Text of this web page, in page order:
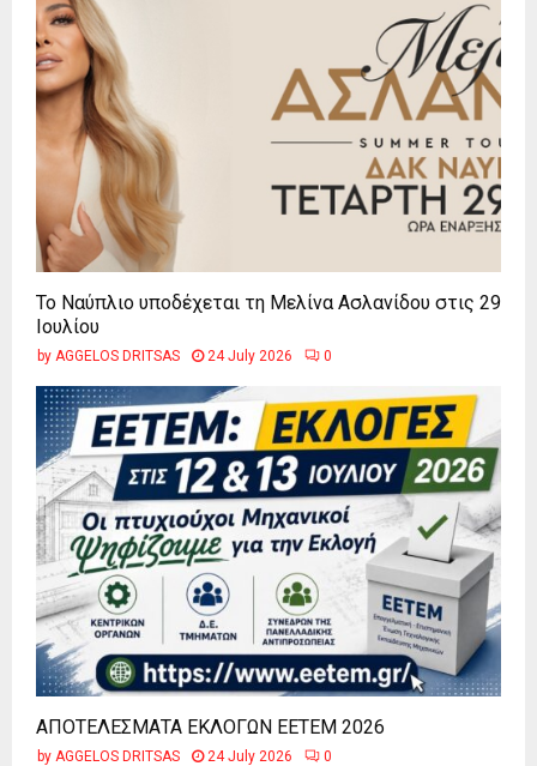
Το Ναύπλιο υποδέχεται τη Μελίνα Ασλανίδου στις 29
Ιουλίου
by AGGELOS DRITSAS 24 July 2026 0
ΑΠΟΤΕΛΕΣΜΑΤΑ ΕΚΛΟΓΩΝ ΕΕΤΕΜ 2026
by AGGELOS DRITSAS 24 July 2026 0